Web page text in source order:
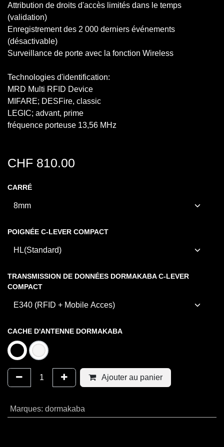
Attribution de droits d'accès limités dans le temps
(validation)
Enregistrement des 2 000 derniers événements
(désactivable)
Surveillance de porte avec la fonction Wireless
Technologies d'identification:
MRD Multi RFID Device
MIFARE; DESFire, classic
LEGIC; advant, prime
fréquence porteuse 13,56 MHz
CHF 810.00
CARRÉ
POIGNÉE C-LEVER COMPACT
TRANSMISSION DE DONNÉES DORMAKABA C-LEVER
COMPACT
CACHE D'ANTENNE DORMAKABA
Ajouter au panier
Marques: dormakaba